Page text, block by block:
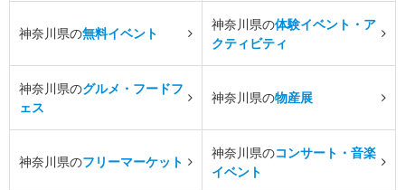
神奈川県の無料イベント
神奈川県の体験イベント・ア
クティビティ
神奈川県のグルメ・フードフ
ェス
神奈川県の物産展
神奈川県のフリーマーケット
神奈川県のコンサート・音楽
イベント